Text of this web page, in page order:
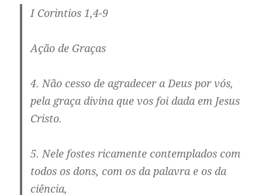
I Corintios 1,4-9
Ação de Graças
4. Não cesso de agradecer a Deus por vós,
pela graça divina que vos foi dada em Jesus
Cristo.
5. Nele fostes ricamente contemplados com
todos os dons, com os da palavra e os da
ciência,